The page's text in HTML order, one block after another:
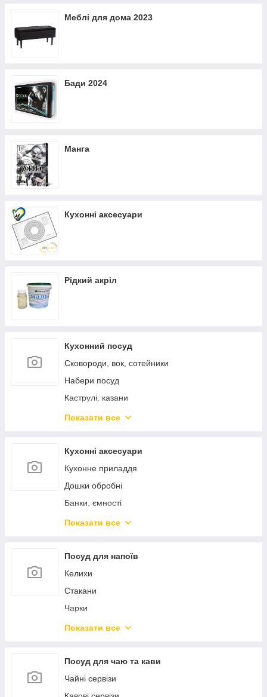
Меблі для дома 2023
Бади 2024
Манга
Кухонні аксесуари
Рідкий акріл
Кухонний посуд
Сковороди, вок, сотейники
Набери посуд
Каструлі, казани
Каструлі з нержавіючої сталі
Ковші
Чайники
Турки
Миски
Марміти
Форми для випікання
Силіконові форми
Показати все
Кухонні аксесуари
Кухонне приладдя
Дошки обробні
Банки, ємності
Контейнери для продуктів
Ножі кухонні
Точила для ножів
Підставки та колоди для ножів
Сито, сушарки, друшляки
Тертки, овочерізки, подрібнювачі
Кавомолки
Кавоварки
Хлібниці
Показати все
Посуд для напоїв
Келихи
Стакани
Чарки
Стопки
Глечики, графіни
Декантери
Штофи
Показати все
Посуд для чаю та кави
Чайні сервізи